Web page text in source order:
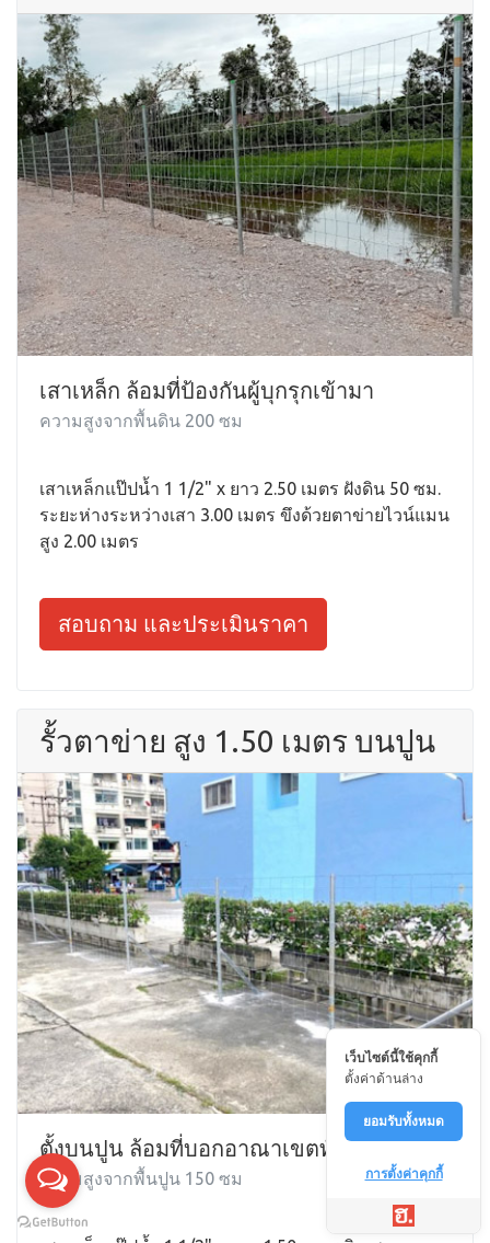
เสาเหล็ก ล้อมที่ป้องกันผู้บุกรุกเข้ามา
ความสูงจากพื้นดิน 200 ซม
เสาเหล็กแป๊ปน้ำ 1 1/2" x ยาว 2.50 เมตร ฝังดิน 50 ซม.
ระยะห่างระหว่างเสา 3.00 เมตร ขึงด้วยตาข่ายไวน์แมน
สูง 2.00 เมตร
สอบถาม และประเมินราคา
รั้วตาข่าย สูง 1.50 เมตร บนปูน
ตั้งบนปูน ล้อมที่บอกอาณาเขตทั่วไป
ความสูงจากพื้นปูน 150 ซม
เว็บไซต์นี้ใช้คุกกี้
ตั้งค่าด้านล่าง
ยอมรับทั้งหมด
การตั้งค่าคุกกี้